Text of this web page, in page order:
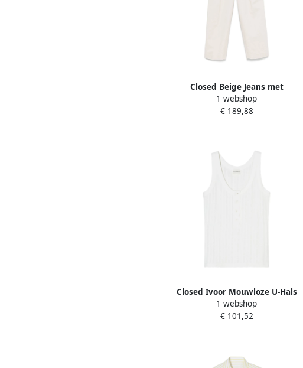
Closed Beige Jeans met
Verborgen Rits Beige Dames
1 webshop
€ 189,88
Closed Ivoor Mouwloze U-Hals
Top Beige Dames
1 webshop
€ 101,52